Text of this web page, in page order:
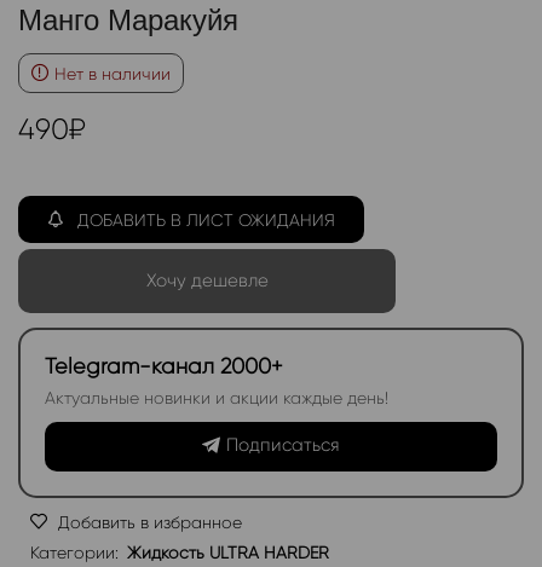
Манго Маракуйя
Нет в наличии
490₽
ДОБАВИТЬ В ЛИСТ ОЖИДАНИЯ
Хочу дешевле
Telegram-канал 2000+
Актуальные новинки и акции каждые день!
Подписаться
Добавить в избранное
Категории: Жидкость ULTRA HARDER